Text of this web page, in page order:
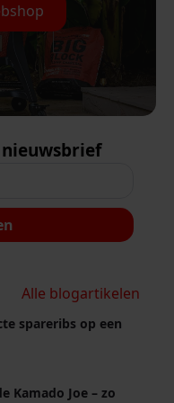
Alle blogartikelen
spareribs op een
Kamado Joe – zo